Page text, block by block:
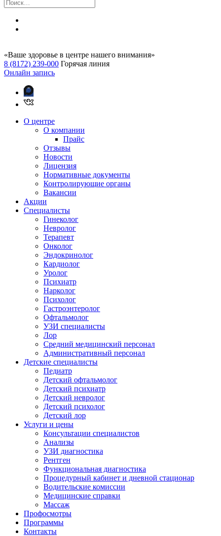
«Ваше здоровье в центре нашего внимания»
8 (8172) 239-000 Горячая линия
Онлайн запись
О центре
О компании
Прайс
Отзывы
Новости
Лицензия
Нормативные документы
Контролирующие органы
Вакансии
Акции
Специалисты
Гинеколог
Невролог
Терапевт
Онколог
Эндокринолог
Кардиолог
Уролог
Психиатр
Нарколог
Психолог
Гастроэнтеролог
Офтальмолог
УЗИ специалисты
Лор
Средний медицинский персонал
Административный персонал
Детские специалисты
Педиатр
Детский офтальмолог
Детский психиатр
Детский невролог
Детский психолог
Детский лор
Услуги и цены
Консультации специалистов
Анализы
УЗИ диагностика
Рентген
Функциональная диагностика
Процедурный кабинет и дневной стационар
Водительские комиссии
Медицинские справки
Массаж
Профосмотры
Программы
Контакты